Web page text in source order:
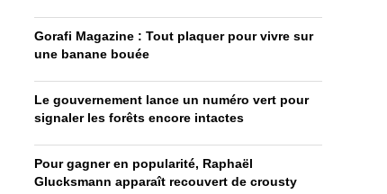
Gorafi Magazine : Tout plaquer pour vivre sur
une banane bouée
Le gouvernement lance un numéro vert pour
signaler les forêts encore intactes
Pour gagner en popularité, Raphaël
Glucksmann apparaît recouvert de crousty